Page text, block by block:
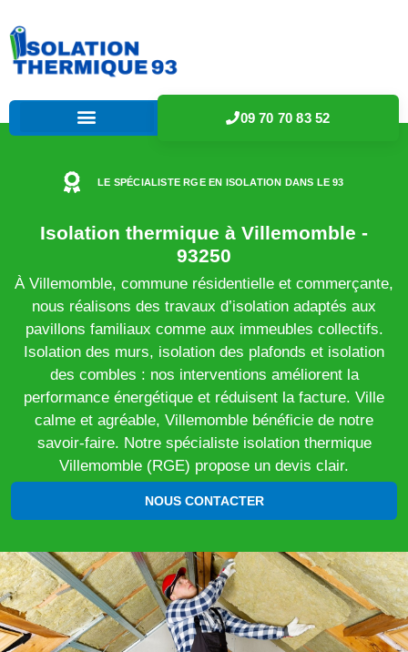
09 70 70 83 52
LE SPÉCIALISTE RGE EN ISOLATION DANS LE 93
Isolation thermique à Villemomble -
93250
À Villemomble, commune résidentielle et commerçante,
nous réalisons des travaux d’isolation adaptés aux
pavillons familiaux comme aux immeubles collectifs.
Isolation des murs, isolation des plafonds et isolation
des combles : nos interventions améliorent la
performance énergétique et réduisent la facture. Ville
calme et agréable, Villemomble bénéficie de notre
savoir-faire. Notre spécialiste isolation thermique
Villemomble (RGE) propose un devis clair.
NOUS CONTACTER